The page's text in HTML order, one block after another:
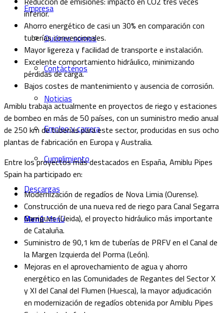
Empresa
Quiénes somos
Contáctenos
Noticias
Empleo y carrera
Cumplimiento
Descargas
MenúMenú
inferior.
Ahorro energético de casi un 30% en comparación con
tuberías convencionales.
Mayor ligereza y facilidad de transporte e instalación.
Excelente comportamiento hidráulico, minimizando
pérdidas de carga.
Bajos costes de mantenimiento y ausencia de corrosión.
Amiblu trabaja actualmente en proyectos de riego y estaciones
de bombeo en más de 50 países, con un suministro medio anual
de 250 km de tuberías para este sector, producidas en sus ocho
plantas de fabricación en Europa y Australia.
Entre los proyectos más destacados en España, Amiblu Pipes
Spain ha participado en:
Modernización de regadíos de Nova Limia (Ourense).
Construcción de una nueva red de riego para Canal Segarra
Garrigues (Lleida), el proyecto hidráulico más importante
de Cataluña.
Suministro de 90,1 km de tuberías de PRFV en el Canal de
la Margen Izquierda del Porma (León).
Mejoras en el aprovechamiento de agua y ahorro
energético en las Comunidades de Regantes del Sector X
y XI del Canal del Flumen (Huesca), la mayor adjudicación
en modernización de regadíos obtenida por Amiblu Pipes